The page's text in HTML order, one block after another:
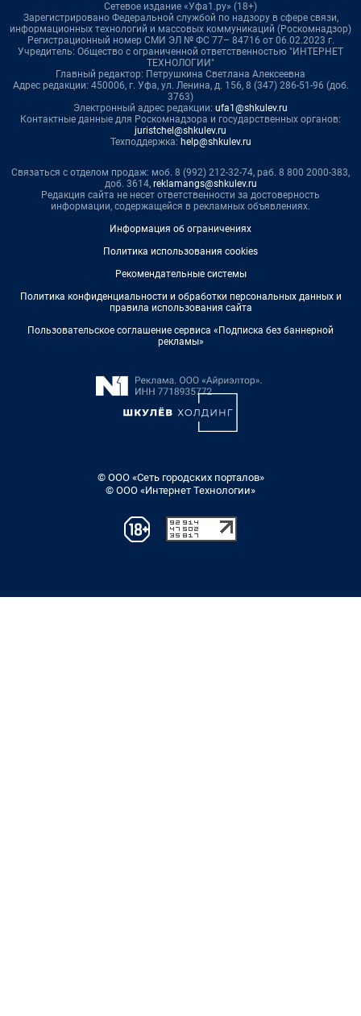
Сетевое издание «Уфа1.ру» (18+)
Зарегистрировано Федеральной службой по надзору в сфере связи,
информационных технологий и массовых коммуникаций (Роскомнадзор)
Регистрационный номер СМИ ЭЛ № ФС 77– 84716 от 06.02.2023 г.
Учредитель: Общество с ограниченной ответственностью "ИНТЕРНЕТ
ТЕХНОЛОГИИ"
Главный редактор: Петрушкина Светлана Алексеевна
Адрес редакции: 450006, г. Уфа, ул. Ленина, д. 156, 8 (347) 286-51-96 (доб.
3763)
Электронный адрес редакции: ufa1@shkulev.ru
Контактные данные для Роскомнадзора и государственных органов:
juristchel@shkulev.ru
Техподдержка: help@shkulev.ru
Связаться с отделом продаж: моб. 8 (992) 212-32-74, раб. 8 800 2000-383,
доб. 3614, reklamangs@shkulev.ru
Редакция сайта не несет ответственности за достоверность
информации, содержащейся в рекламных объявлениях.
Информация об ограничениях
Политика использования cookies
Рекомендательные системы
Политика конфиденциальности и обработки персональных данных и
правила использования сайта
Пользовательское соглашение сервиса «Подписка без баннерной
рекламы»
© ООО «Сеть городских порталов»
© ООО «Интернет Технологии»